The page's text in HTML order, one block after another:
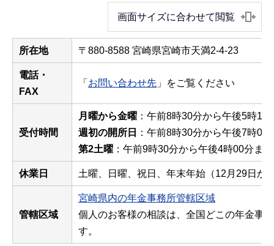
画面サイズに合わせて閲覧
所在地 〒880-8588 宮崎県宮崎市天満2-4-23
電話・
FAX
「 お問い合わせ先 」をご覧ください
受付時間
月曜から金曜 ：午前8時30分から午後5時15
週初の開所日
：午前8時30分から午後7時00
第2土曜 ：午前9時30分から午後4時00分まで
休業日 土曜、日曜、祝日、年末年始（12月29日か
管轄区域
宮崎県内の年金事務所管轄区域
個人のお客様の相談は、全国どこの年金事
す。